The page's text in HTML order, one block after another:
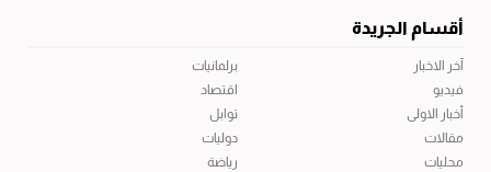
أقسام الجريدة
آخر الاخبار
فيديو
أخبار الاولى
مقالات
محليات
برلمانيات
اقتصاد
توابل
دوليات
رياضة